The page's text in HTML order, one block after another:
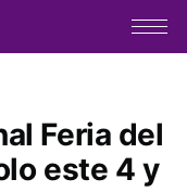
Feria del
este 4 y